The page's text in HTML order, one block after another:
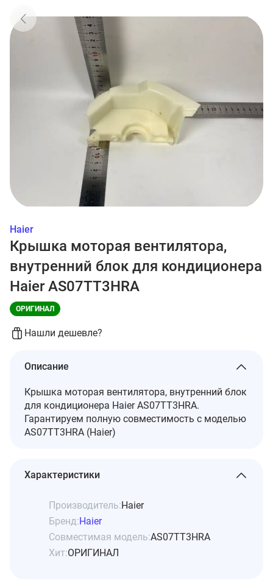
Haier
Крышка моторая вентилятора,
внутренний блок для кондиционера
Haier AS07TT3HRA
ОРИГИНАЛ
Нашли дешевле?
Описание
Крышка моторая вентилятора, внутренний блок
для кондиционера Haier AS07TT3HRA.
Гарантируем полную совместимость с моделью
AS07TT3HRA (Haier)
Характеристики
Производитель:Haier
Бренд:Haier
Совместимая модель:AS07TT3HRA
Хит:ОРИГИНАЛ